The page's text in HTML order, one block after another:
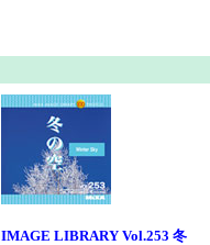
IMAGE LIBRARY Vol.253 冬